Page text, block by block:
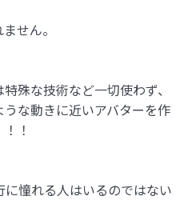
せん。
殊な技術など一切使わず、
な動きに近いアバターを作
！
憧れる人はいるのではない